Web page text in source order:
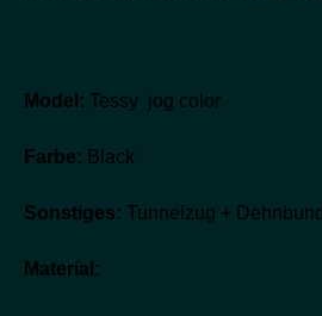
Model: Tessy jog color
Farbe: Black
Sonstiges: Tunnelzug + Dehnbund
Material: